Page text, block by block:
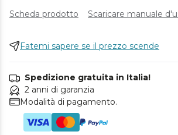
Scheda prodotto Scaricare manuale
Fatemi sapere se il prezzo scende
Spedizione gratuita in Italia!
2 anni di garanzia
Modalità di pagamento.